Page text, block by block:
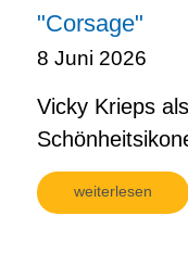
"Corsage"
8 Juni 2026
Vicky Krieps
weiterlesen